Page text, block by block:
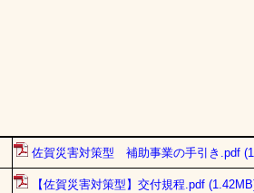
佐賀災害対策型 補助事業の手引き.pdf
【佐賀災害対策型】交付規程.pdf